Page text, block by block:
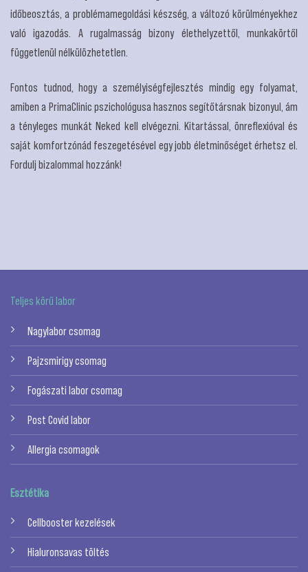
időbeosztás, a problémamegoldási készség, a változó körülményekhez
való igazodás. A rugalmasság bizony élethelyzettől, munkakörtől
függetlenül nélkülözhetetlen.
Fontos tudnod, hogy a személyiségfejlesztés mindig egy folyamat,
amiben a PrimaClinic pszichológusa hasznos segítőtársnak bizonyul, ám
a tényleges munkát Neked kell elvégezni. Kitartással, önreflexióval és
saját komfortzónád feszegetésével egy jobb életminőséget érhetsz el.
Fordulj bizalommal hozzánk!
Teljes körű labor
Nagylabor csomag
Pajzsmirigy csomag
Fogászati labor csomag
Post Covid labor
Allergia csomagok
Esztétika
Cellbooster kezelések
Hialuronsavas töltés